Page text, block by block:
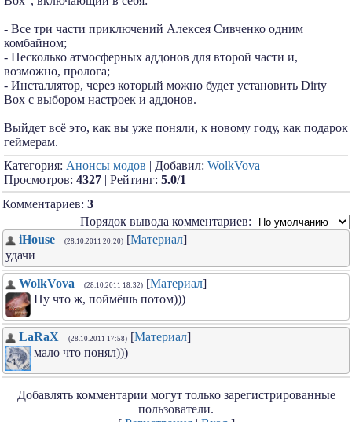
- Все три части приключений Алексея Сивченко одним
комбайном;
- Несколько атмосферных аддонов для второй части и,
возможно, пролога;
- Инсталлятор, через который можно будет установить Dirty
Box с выбором настроек и аддонов.
Выйдет всё это, как вы уже поняли, к новому году, как подарок
геймерам.
Категория: Анонсы модов | Добавил: WolkVova
Просмотров: 4327 | Рейтинг: 5.0/1
Комментариев: 3
Порядок вывода комментариев:
iHouse
(28.10.2011 20:20) [Материал]
удачи
WolkVova (28.10.2011 18:32) [Материал]
Ну что ж, поймёшь потом)))
LaRaX (28.10.2011 17:58) [Материал]
мало что понял)))
Добавлять комментарии могут только зарегистрированные
пользователи.